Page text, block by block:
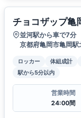
チョコザップ亀
並河駅から車で7分
京都府亀岡市亀岡
ロッカー 体組成計
駅から5分以内
営業時間
24:00間